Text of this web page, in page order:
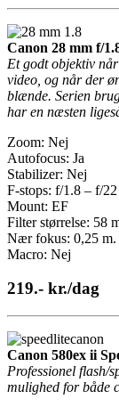
Canon 28 mm f/
Et godt objektiv
video, og når der
blænde. Serien
har en næsten
Zoom: Nej
Autofocus: Ja
Stabilizer: Nej
F-stops: f/1.8 – f/22
Mount: EF
Filter størrelse: 58
Nær fokus: 0,25 m.
Macro: Nej
219.- kr./dag
Canon 580ex ii
Professionel flash/
mulighed for både